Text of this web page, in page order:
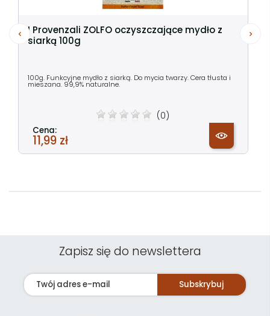
I Provenzali ZOLFO oczyszczające mydło z
siarką 100g
100g. Funkcyjne mydło z siarką. Do mycia twarzy. Cera tłusta i
mieszana. 99,9% naturalne.
(0)
Cena:
11,99 zł
Zapisz się do newslettera
Subskrybuj